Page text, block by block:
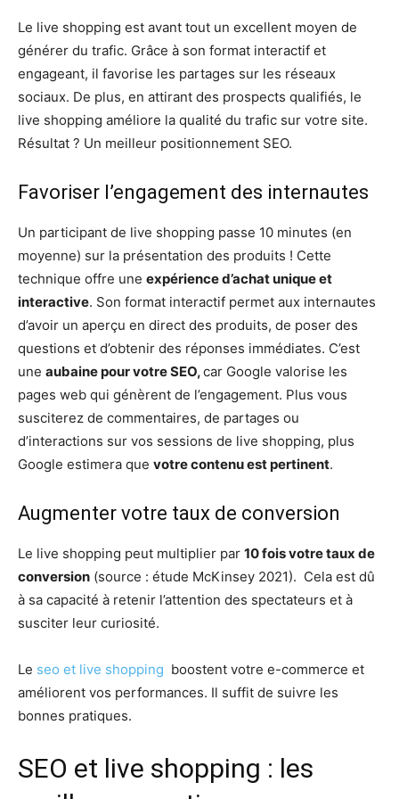
Le live shopping est avant tout un excellent moyen de
générer du trafic. Grâce à son format interactif et
engageant, il favorise les partages sur les réseaux
sociaux. De plus, en attirant des prospects qualifiés, le
live shopping améliore la qualité du trafic sur votre site.
Résultat ? Un meilleur positionnement SEO.
Favoriser l’engagement des internautes
Un participant de live shopping passe 10 minutes (en
moyenne) sur la présentation des produits ! Cette
technique offre une expérience d’achat unique et
interactive. Son format interactif permet aux internautes
d’avoir un aperçu en direct des produits, de poser des
questions et d’obtenir des réponses immédiates. C’est
une aubaine pour votre SEO,car Google valorise les
pages web qui génèrent de l’engagement. Plus vous
susciterez de commentaires, de partages ou
d’interactions sur vos sessions de live shopping, plus
Google estimera que votre contenu est pertinent.
Augmenter votre taux de conversion
Le live shopping peut multiplier par 10 fois votre taux de
conversion (source : étude McKinsey 2021). Cela est dû
à sa capacité à retenir l’attention des spectateurs et à
susciter leur curiosité.
Le seo et live shopping boostent votre e-commerce et
améliorent vos performances. Il suffit de suivre les
bonnes pratiques.
SEO et live shopping : les